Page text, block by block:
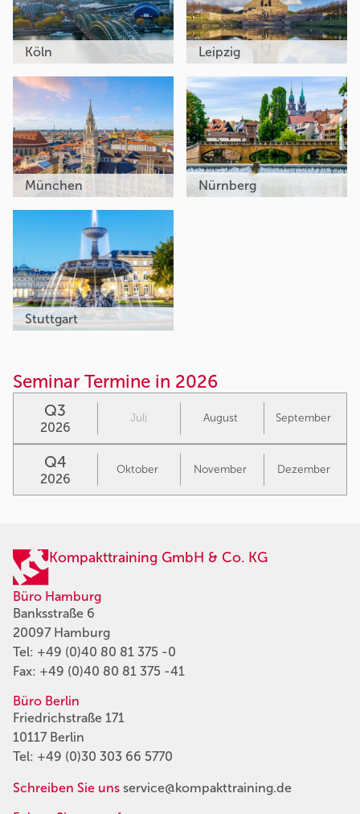
Köln Leipzig
München Nürnberg
Stuttgart
Seminar Termine in 2026
Q3
2026
Juli August September
Q4
2026
Oktober November Dezember
Kompakttraining GmbH & Co. KG
Büro Hamburg
Banksstraße 6
20097 Hamburg
Tel: +49 (0)40 80 81 375 -0
Fax: +49 (0)40 80 81 375 -41
Büro Berlin
Friedrichstraße 171
10117 Berlin
Tel: +49 (0)30 303 66 5770
Schreiben Sie uns service@kompakttraining.de